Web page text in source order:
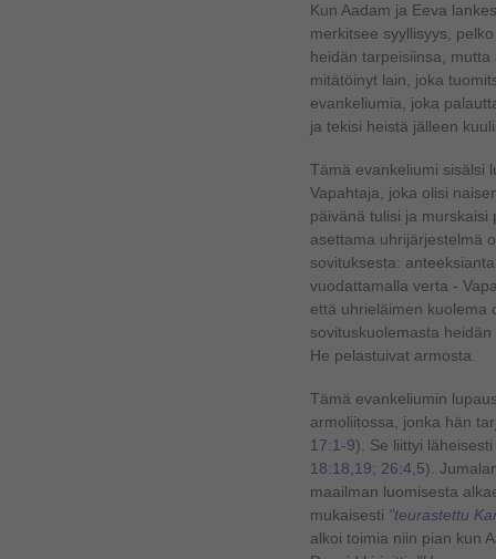
Kun Aadam ja Eeva
merkitsee syyllisyys,
heidän tarpeisiinsa,
mitätöinyt lain, joka
evankeliumia, joka
ja tekisi heistä jälleen
Tämä evankeliumi sisälsi
Vapahtaja, joka olisi
päivänä tulisi ja
asettama uhrijärjestelmä
sovituksesta:
vuodattamalla verta -
että uhrieläimen kuolema
sovituskuolemasta
He pelastuivat armosta.
Tämä evankeliumin
armoliitossa, jonka hän
17:1-9) . Se liittyi
18:18,19; 26:4,5).
maailman luomisesta
mukaisesti "teurastettu
alkoi toimia niin pian kun